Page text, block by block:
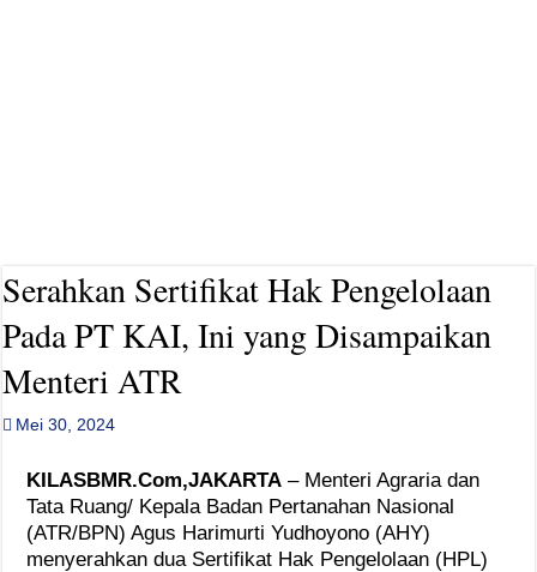
Serahkan Sertifikat Hak Pengelolaan
Pada PT KAI, Ini yang Disampaikan
Menteri ATR
Mei 30, 2024
KILASBMR.Com,JAKARTA – Menteri Agraria dan
Tata Ruang/ Kepala Badan Pertanahan Nasional
(ATR/BPN) Agus Harimurti Yudhoyono (AHY)
menyerahkan dua Sertifikat Hak Pengelolaan (HPL)